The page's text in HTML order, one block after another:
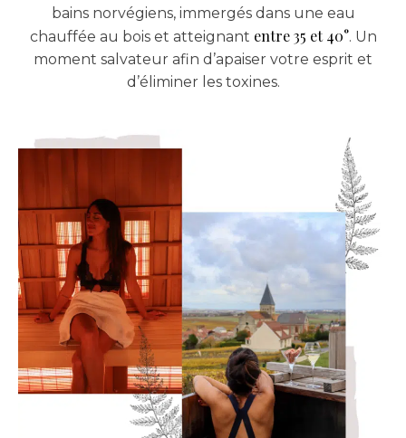
bains norvégiens, immergés dans une eau
chauffée au bois et atteignant entre 35 et 40°. Un
moment salvateur afin d’apaiser votre esprit et
d’éliminer les toxines.